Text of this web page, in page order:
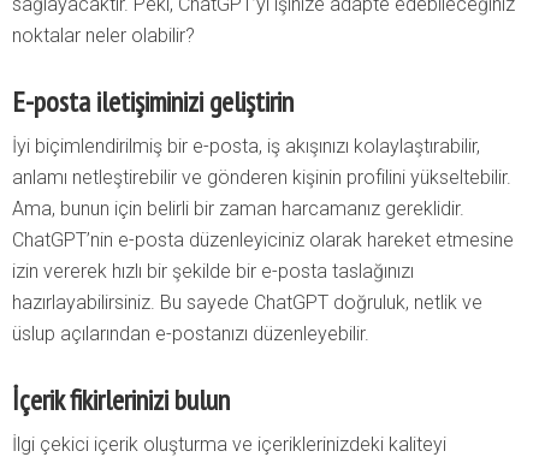
noktalar neler olabilir?
E-posta iletişiminizi geliştirin
İyi biçimlendirilmiş bir e-posta, iş akışınızı kolaylaştırabilir,
anlamı netleştirebilir ve gönderen kişinin profilini yükseltebilir.
Ama, bunun için belirli bir zaman harcamanız gereklidir.
ChatGPT’nin e-posta düzenleyiciniz olarak hareket etmesine
izin vererek hızlı bir şekilde bir e-posta taslağınızı
hazırlayabilirsiniz. Bu sayede ChatGPT doğruluk, netlik ve
üslup açılarından e-postanızı düzenleyebilir.
İçerik fikirlerinizi bulun
İlgi çekici içerik oluşturma ve içeriklerinizdeki kaliteyi